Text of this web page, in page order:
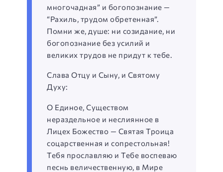
многочадная” и богопознание —
“Рахиль, трудом обретенная”.
Помни же, душе: ни созидание, ни
богопознание без усилий и
великих трудов не придут к тебе.
Слава Отцу и Сыну, и Святому
Духу:
О Единое, Существом
нераздельное и неслиянное в
Лицех Божество — Святая Троица
соцарственная и сопрестольная!
Тебя прославляю и Тебе воспеваю
песнь величественную, в Мире